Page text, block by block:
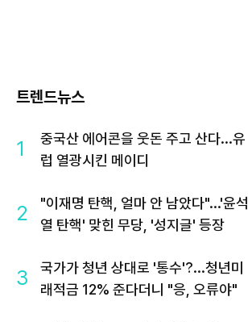
트렌드뉴스
1
중국산 에어콘을 웃돈 주고 산다...유
럽 열광시킨 메이디
2
"이재명 탄핵, 얼마 안 남았다"...'윤석
열 탄핵' 맞힌 무당, '성지글' 등장
3
국가가 청년 상대로 '통수'?...청년미
래적금 12% 준다더니 "응, 오류야"